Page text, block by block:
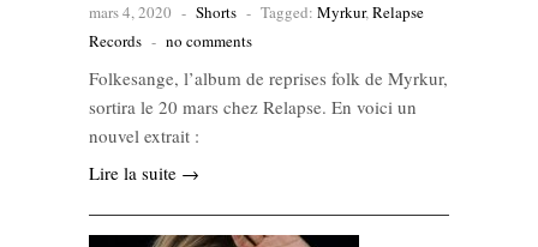
mars 4, 2020 - Shorts - Tagged: Myrkur,Relapse
Records - no comments
Folkesange, l’album de reprises folk de Myrkur,
sortira le 20 mars chez Relapse. En voici un
nouvel extrait :
Lire la suite →